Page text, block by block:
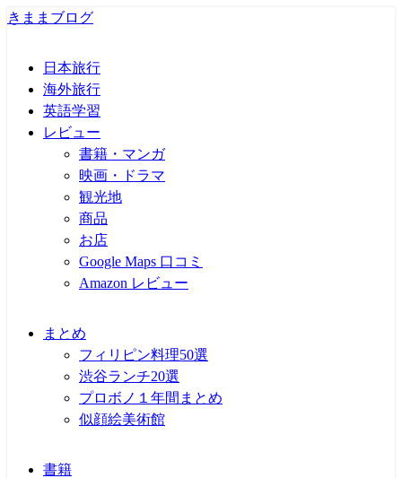
きままブログ
日本旅行
海外旅行
英語学習
レビュー
書籍・マンガ
映画・ドラマ
観光地
商品
お店
Google Maps 口コミ
Amazon レビュー
まとめ
フィリピン料理50選
渋谷ランチ20選
プロボノ１年間まとめ
似顔絵美術館
書籍